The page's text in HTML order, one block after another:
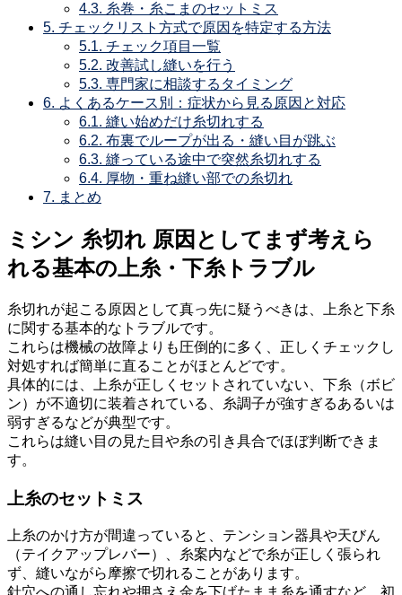
4.3. 糸巻・糸こまのセットミス
5. チェックリスト方式で原因を特定する方法
5.1. チェック項目一覧
5.2. 改善試し縫いを行う
5.3. 専門家に相談するタイミング
6. よくあるケース別：症状から見る原因と対応
6.1. 縫い始めだけ糸切れする
6.2. 布裏でループが出る・縫い目が跳ぶ
6.3. 縫っている途中で突然糸切れする
6.4. 厚物・重ね縫い部での糸切れ
7. まとめ
ミシン 糸切れ 原因としてまず考えら
れる基本の上糸・下糸トラブル
糸切れが起こる原因として真っ先に疑うべきは、上糸と下糸
に関する基本的なトラブルです。
これらは機械の故障よりも圧倒的に多く、正しくチェックし
対処すれば簡単に直ることがほとんどです。
具体的には、上糸が正しくセットされていない、下糸（ボビ
ン）が不適切に装着されている、糸調子が強すぎるあるいは
弱すぎるなどが典型です。
これらは縫い目の見た目や糸の引き具合でほぼ判断できま
す。
上糸のセットミス
上糸のかけ方が間違っていると、テンション器具や天びん
（テイクアップレバー）、糸案内などで糸が正しく張られ
ず、縫いながら摩擦で切れることがあります。